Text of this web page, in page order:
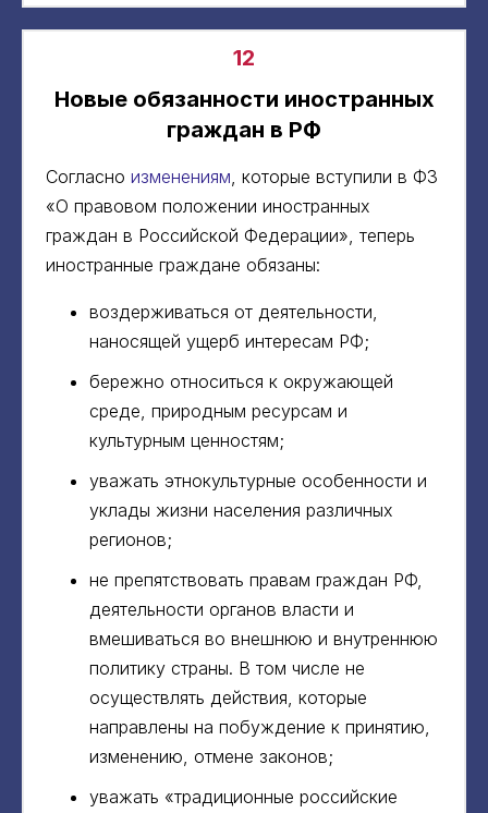
12
Новые обязанности иностранных
граждан в РФ
Согласно изменениям , которые вступили в ФЗ
«О правовом положении иностранных
граждан в Российской Федерации», теперь
иностранные граждане обязаны:
воздерживаться от деятельности,
наносящей ущерб интересам РФ;
бережно относиться к окружающей
среде, природным ресурсам и
культурным ценностям;
уважать этнокультурные особенности и
уклады жизни населения различных
регионов;
не препятствовать правам граждан РФ,
деятельности органов власти и
вмешиваться во внешнюю и внутреннюю
политику страны. В том числе не
осуществлять действия, которые
направлены на побуждение к принятию,
изменению, отмене законов;
уважать «традиционные российские